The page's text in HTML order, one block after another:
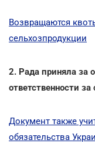
Возвращаются
сельхозпродукции
2. Рада приняла за
ответственности за
Документ также
обязательства